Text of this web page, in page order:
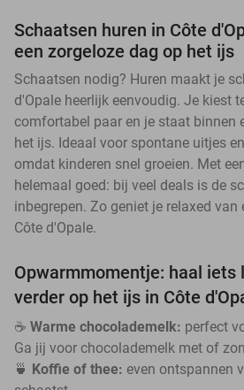
Schaatsen huren in Côte
een zorgeloze dag op het ijs
Schaatsen nodig? Huren maakt je
d'Opale heerlijk eenvoudig. Je kiest
comfortabel paar en je staat binnen
het ijs. Ideaal voor spontane uitjes
omdat kinderen snel groeien. Met
helemaal goed: bij veel deals is de
inbegrepen. Zo geniet je relaxed van
Côte d'Opale.
Opwarmmomentje: haal iets
verder op het ijs in Côte
☕ Warme chocolademelk: perfect
Ga jij voor chocolademelk met of
🍵 Koffie of thee: even ontspannen